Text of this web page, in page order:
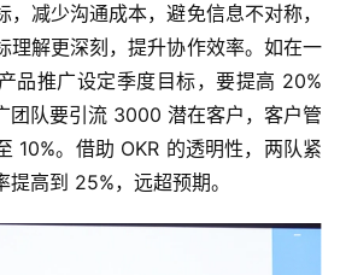
，减少沟通成本，避免信息不对称，
理解更深刻，提升协作效率。如在一
品推广设定季度目标，要提高 20%
团队要引流 3000 潜在客户，客户管
10%。借助 OKR 的透明性，两队紧
高到 25%，远超预期。